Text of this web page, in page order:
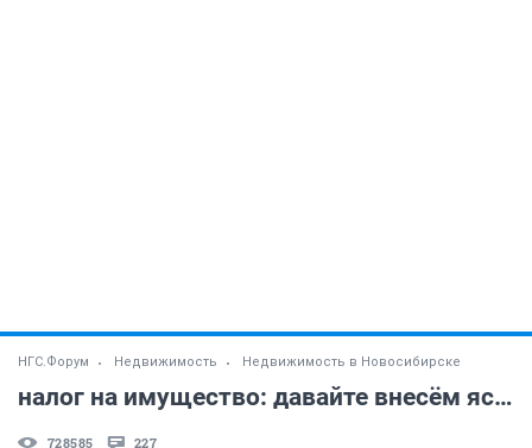
НГС.Форум Недвижимость Недвижимость в Новосибирске
налог на имущество: давайте внесём ясность (часть 2)
728585 227